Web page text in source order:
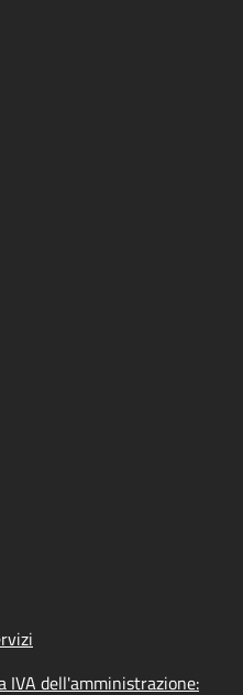
IVA dell'amministrazione: